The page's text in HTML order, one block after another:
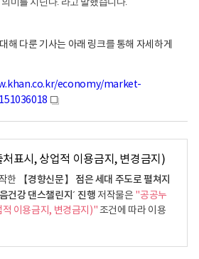
해 다룬 기사는 아래 링크를 통해 자세하게
economy/market-
새
창
한
【경향신문】 점은 세대 주도로 펼쳐지
건강 댄스챌린지´ 진행 저작물은 "공공누
이용금지, 변경금지)"조건에 따라 이용